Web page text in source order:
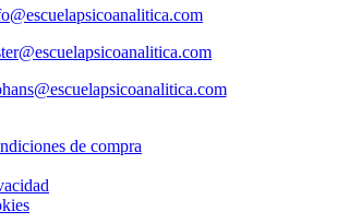
de compra